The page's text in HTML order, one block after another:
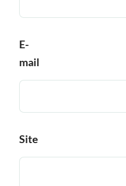
E-
mail
Site